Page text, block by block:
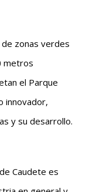
zonas verdes
metros
el Parque
innovador,
y su desarrollo.
Caudete es